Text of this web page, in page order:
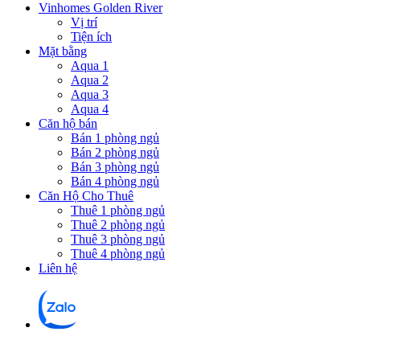
Vinhomes Golden River
Vị trí
Tiện ích
Mặt bằng
Aqua 1
Aqua 2
Aqua 3
Aqua 4
Căn hộ bán
Bán 1 phòng ngủ
Bán 2 phòng ngủ
Bán 3 phòng ngủ
Bán 4 phòng ngủ
Căn Hộ Cho Thuê
Thuê 1 phòng ngủ
Thuê 2 phòng ngủ
Thuê 3 phòng ngủ
Thuê 4 phòng ngủ
Liên hệ